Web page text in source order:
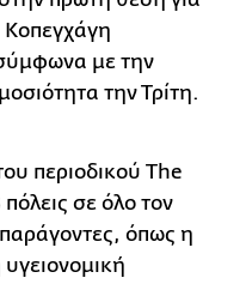
Κοπεγχάγη
με την
την Τρίτη.
περιοδικού The
σε όλο τον
όπως η